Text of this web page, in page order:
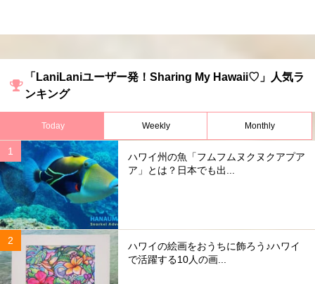
「LaniLaniユーザー発！Sharing My Hawaii♡」人気ラ
ンキング
Today Weekly Monthly
ハワイ州の魚「フムフムヌクヌクアプア
ア」とは？日本でも出...
ハワイの絵画をおうちに飾ろう♪ハワイ
で活躍する10人の画...